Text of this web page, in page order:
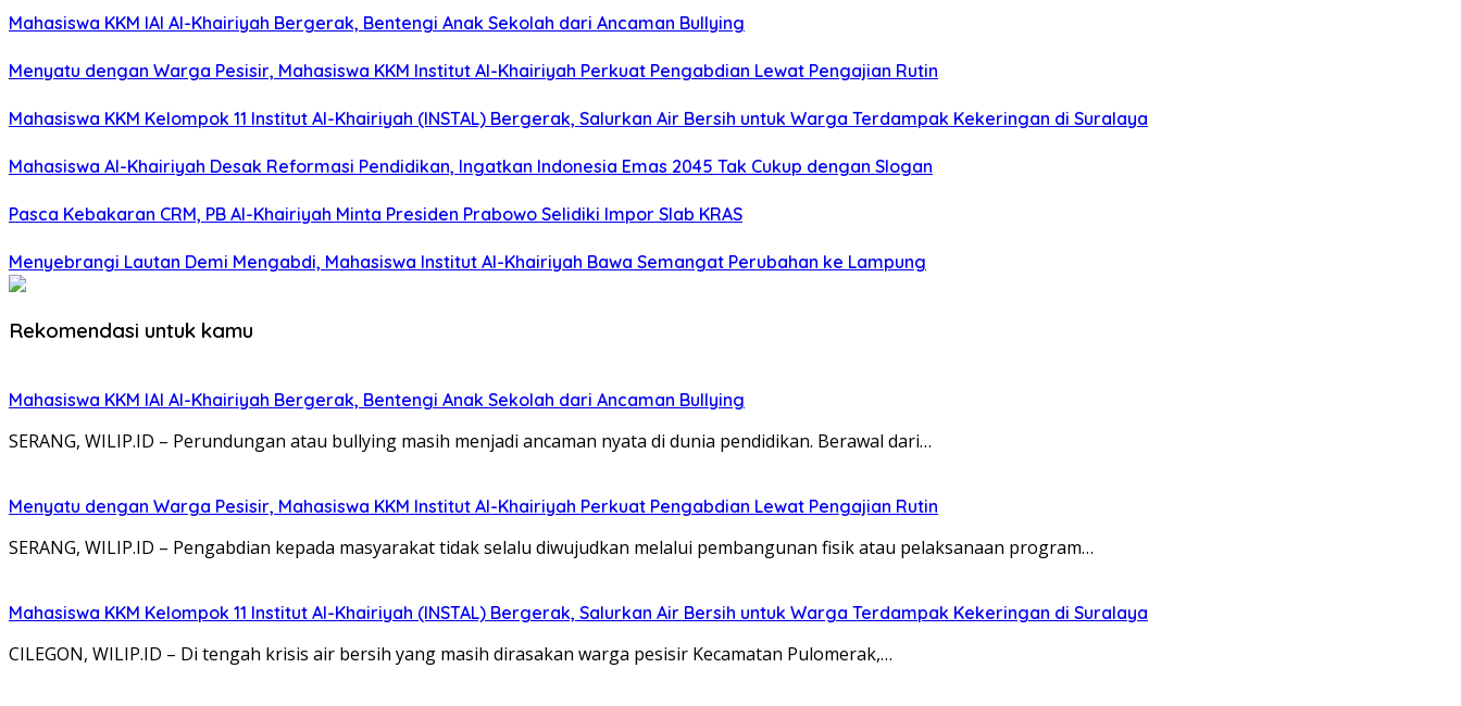
Mahasiswa KKM IAI Al-Khairiyah Bergerak, Bentengi Anak Sekolah dari Ancaman Bullying
Menyatu dengan Warga Pesisir, Mahasiswa KKM Institut Al-Khairiyah Perkuat Pengabdian Lewat Pengajian Rutin
Mahasiswa KKM Kelompok 11 Institut Al-Khairiyah (INSTAL) Bergerak, Salurkan Air Bersih untuk Warga Terdampak Kekeringan di Suralaya
Mahasiswa Al-Khairiyah Desak Reformasi Pendidikan, Ingatkan Indonesia Emas 2045 Tak Cukup dengan Slogan
Pasca Kebakaran CRM, PB Al-Khairiyah Minta Presiden Prabowo Selidiki Impor Slab KRAS
Menyebrangi Lautan Demi Mengabdi, Mahasiswa Institut Al-Khairiyah Bawa Semangat Perubahan ke Lampung
Rekomendasi untuk kamu
Mahasiswa KKM IAI Al-Khairiyah Bergerak, Bentengi Anak Sekolah dari Ancaman Bullying
SERANG, WILIP.ID – Perundungan atau bullying masih menjadi ancaman nyata di dunia pendidikan. Berawal dari…
Menyatu dengan Warga Pesisir, Mahasiswa KKM Institut Al-Khairiyah Perkuat Pengabdian Lewat Pengajian Rutin
SERANG, WILIP.ID – Pengabdian kepada masyarakat tidak selalu diwujudkan melalui pembangunan fisik atau pelaksanaan program…
Mahasiswa KKM Kelompok 11 Institut Al-Khairiyah (INSTAL) Bergerak, Salurkan Air Bersih untuk Warga Terdampak Kekeringan di Suralaya
CILEGON, WILIP.ID – Di tengah krisis air bersih yang masih dirasakan warga pesisir Kecamatan Pulomerak,…